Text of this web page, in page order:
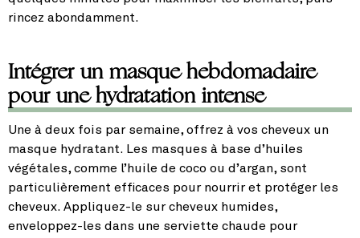
rincez abondamment.
Intégrer un masque hebdomadaire
pour une hydratation intense
Une à deux fois par semaine, offrez à vos cheveux un
masque hydratant. Les masques à base d’huiles
végétales, comme l’huile de coco ou d’argan, sont
particulièrement efficaces pour nourrir et protéger les
cheveux. Appliquez-le sur cheveux humides,
enveloppez-les dans une serviette chaude pour